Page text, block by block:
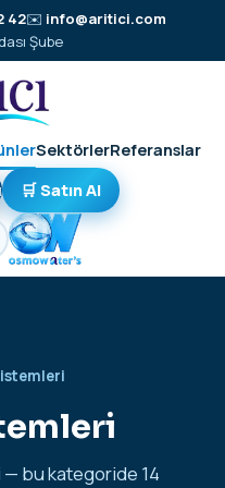
42✉️ info@aritici.com
Şube
SektörlerReferanslar
🛒 Satın Al
— bu kategoride 14